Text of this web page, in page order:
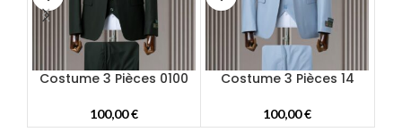
Costume 3 Pièces 0100
100,00€
Costume 3 Pièces 14
100,00€